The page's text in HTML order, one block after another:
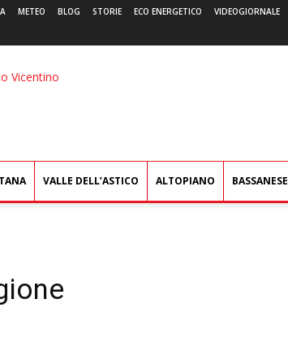
METEO BLOG STORIE ECO ENERGETICO VIDEOGIORNALE
L'Eco
VALLE DELL’ASTICO ALTOPIANO BASSANESE